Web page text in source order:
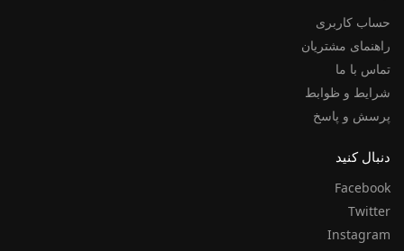
حساب کاربری
راهنمای مشتریان
تماس با ما
شرایط و ظوابط
پرسش و پاسخ
دنبال کنید
Facebook
Twitter
Instagram